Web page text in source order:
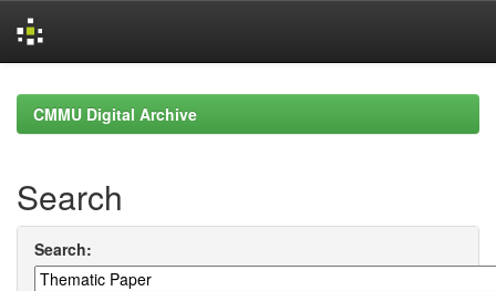
navigationCMMU Digital Archive
Search
Search: